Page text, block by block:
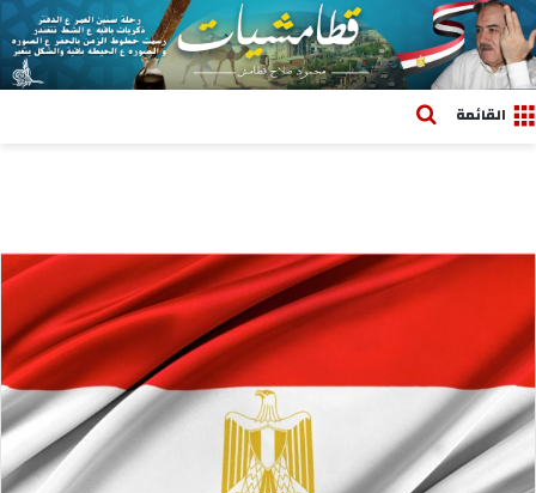
القائمة